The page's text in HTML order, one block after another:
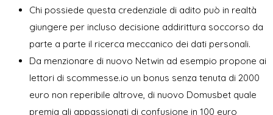
Chi possiede questa credenziale di adito può in realtà
giungere per incluso decisione addirittura soccorso da
parte a parte il ricerca meccanico dei dati personali.
Da menzionare di nuovo Netwin ad esempio propone ai
lettori di scommesse.io un bonus senza tenuta di 2000
euro non reperibile altrove, di nuovo Domusbet quale
premia gli appassionati di confusione in 100 euro